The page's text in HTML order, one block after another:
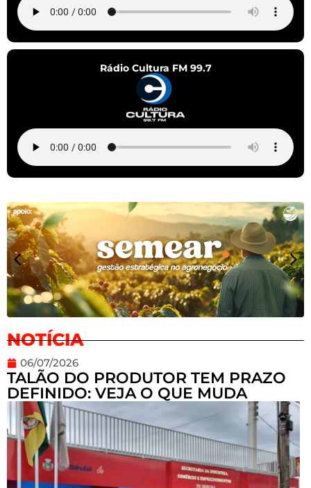
Rádio Cultura FM 99.7
NOTÍCIA
06/07/2026
TALÃO DO PRODUTOR TEM PRAZO
DEFINIDO: VEJA O QUE MUDA